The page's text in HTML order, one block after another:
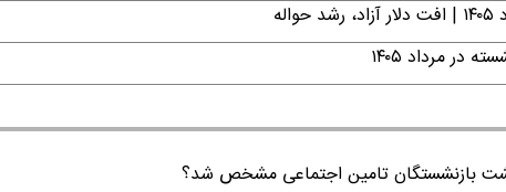
در مرداد ۱۴۰۵
بازنشستگان تامین اجتماعی مشخص شد؟